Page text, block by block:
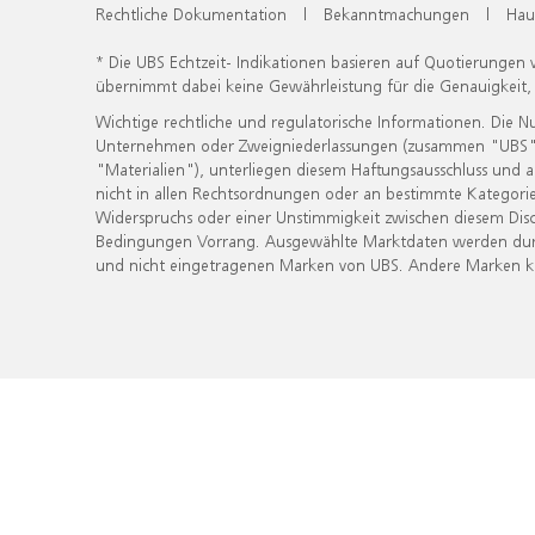
Rechtliche Dokumentation | Bekanntmachungen |
* Die UBS Echtzeit- Indikationen basieren auf
übernimmt dabei keine Gewährleistung für die
Wichtige rechtliche und regulatorische Informationen. Die
Unternehmen oder Zweigniederlassungen (zusammen
"Materialien"), unterliegen diesem Haftungsausschluss
nicht in allen Rechtsordnungen oder an bestimmte
Widerspruchs oder einer Unstimmigkeit zwischen diesem
Bedingungen Vorrang. Ausgewählte Marktdaten werden
und nicht eingetragenen Marken von UBS. Andere Marken